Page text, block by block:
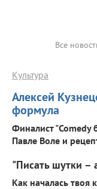
Все
Алексей
формула
Культура
Финалист "Comedy
Павле Воле и
"Писать шутки –
Как началась твоя